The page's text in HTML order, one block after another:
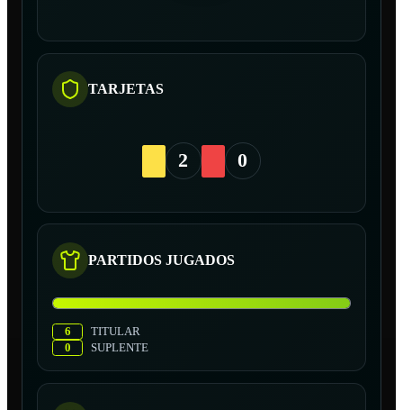
TARJETAS
2 0
PARTIDOS JUGADOS
6
TITULAR
0
SUPLENTE